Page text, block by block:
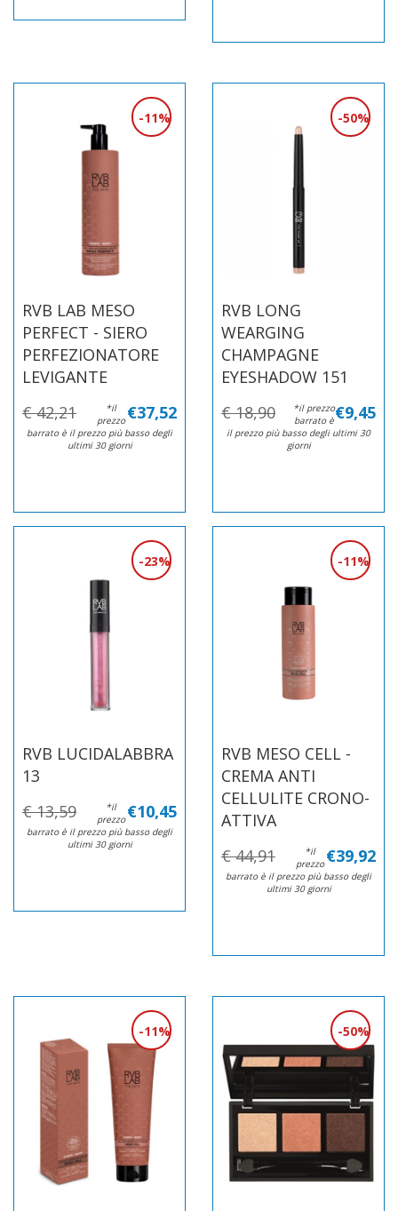
RVB LAB MESO
PERFECT - SIERO
PERFEZIONATORE
LEVIGANTE
11%
€ 42,21 €37,52
*il
prezzo
barrato è il prezzo più basso degli
ultimi 30 giorni
RVB LONG
WEARGING
CHAMPAGNE
EYESHADOW 151
50%
€ 18,90 €9,45
*il prezzo
barrato è
il prezzo più basso degli ultimi 30
giorni
RVB LUCIDALABBRA
13
23%
€ 13,59 €10,45
*il
prezzo
barrato è il prezzo più basso degli
ultimi 30 giorni
RVB MESO CELL -
CREMA ANTI
CELLULITE CRONO-
ATTIVA
11%
€ 44,91 €39,92
*il
prezzo
barrato è il prezzo più basso degli
ultimi 30 giorni
11% 50%